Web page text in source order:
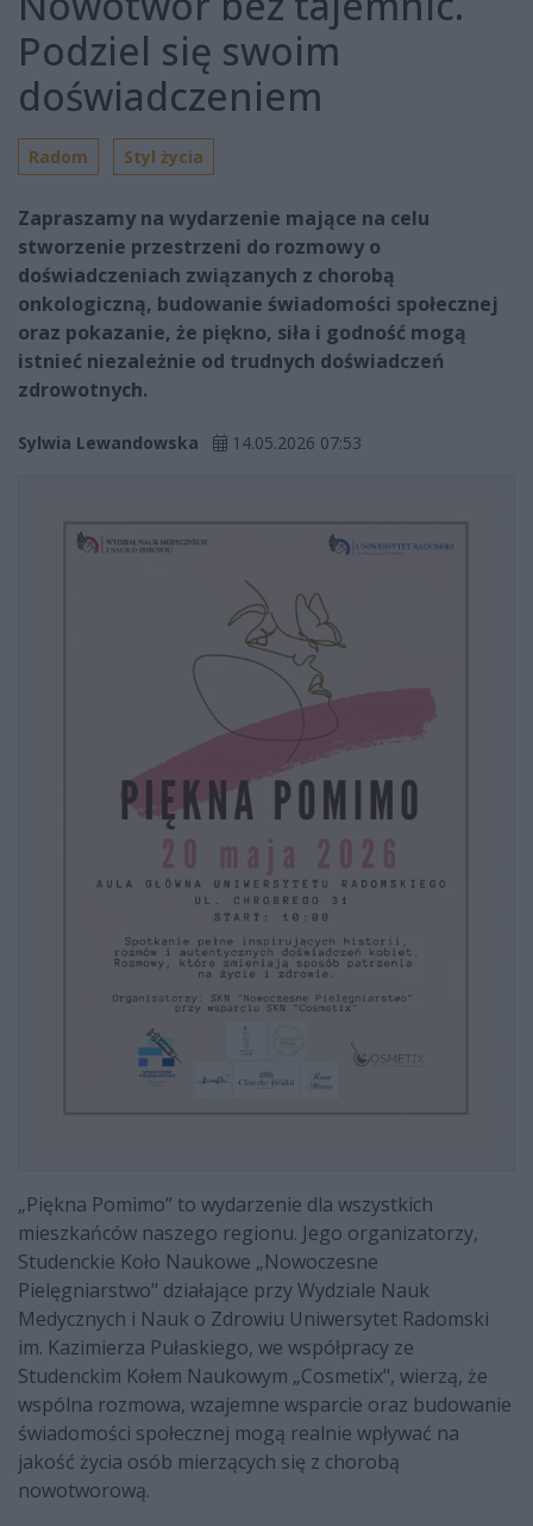
Podziel się swoim
doświadczeniem
Radom Styl życia
Zapraszamy na wydarzenie mające na celu
stworzenie przestrzeni do rozmowy o
doświadczeniach związanych z chorobą
onkologiczną, budowanie świadomości społecznej
oraz pokazanie, że piękno, siła i godność mogą
istnieć niezależnie od trudnych doświadczeń
zdrowotnych.
Sylwia Lewandowska 14.05.2026 07:53
„Piękna Pomimo” to wydarzenie dla wszystkich
mieszkańców naszego regionu. Jego organizatorzy,
Studenckie Koło Naukowe „Nowoczesne
Pielęgniarstwo" działające przy Wydziale Nauk
Medycznych i Nauk o Zdrowiu Uniwersytet Radomski
im. Kazimierza Pułaskiego, we współpracy ze
Studenckim Kołem Naukowym „Cosmetix", wierzą, że
wspólna rozmowa, wzajemne wsparcie oraz budowanie
świadomości społecznej mogą realnie wpływać na
jakość życia osób mierzących się z chorobą
nowotworową.